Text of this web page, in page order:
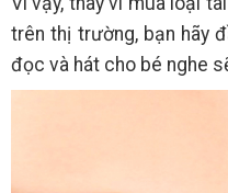
trên thị trường, bạn hãy
đọc và hát cho bé nghe